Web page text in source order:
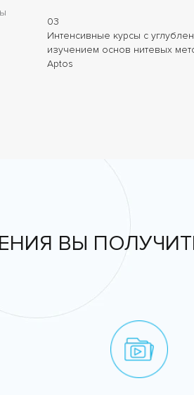
03
Интенсивные курсы с
изучением основ нитевых
Aptos
ВЫ